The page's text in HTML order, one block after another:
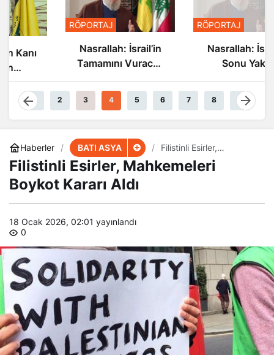
RÖPORTAJ
Nasrallah: İsrail’in
Tamamını Vuracak
RÖPORTAJ
Nasrallah: İsrail’in
Sonu Yakın
1 2 3 4 5 6 7 8 9
Haberler BATI ASYA
Filistinli Esirler,
Mahkemeleri Boykot
Kararı Aldı
Filistinli Esirler, Mahkemeleri
Boykot Kararı Aldı
18 Ocak 2026, 02:01 yayınlandı
0